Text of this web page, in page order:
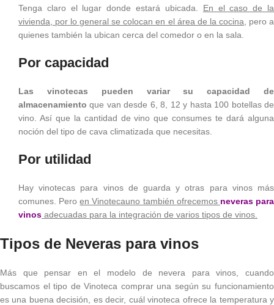
Tenga claro el lugar donde estará ubicada. En el caso de la
vivienda, por lo general se colocan en el área de la cocina,
pero a
quienes también la ubican cerca del comedor o en la sala.
Por capacidad
Las vinotecas pueden variar su capacidad de
almacenamiento que van desde 6, 8, 12 y hasta 100 botellas de
vino. Así que la cantidad de vino que consumes te dará alguna
noción del tipo de cava climatizada que necesitas.
Por utilidad
Hay vinotecas para vinos de guarda y otras para vinos más
comunes. Peroen Vinotecauno también ofrecemos neveras para
vinos adecuadas para la integración de varios tipos de vinos.
Tipos de Neveras para vinos
Más que pensar en el modelo de nevera para vinos, cuando
buscamos el tipo de Vinoteca comprar una según su funcionamiento
es una buena decisión, es decir, cuál vinoteca ofrece la temperatura y